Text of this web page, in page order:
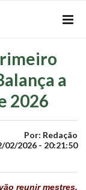
a
2026
Por: Redação
02/2026 - 20:21:50
reunir mestres,